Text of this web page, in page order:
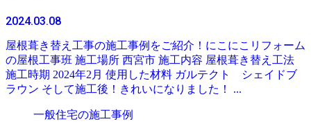
2024.03.08
屋根葺き替え工事の施工事例をご紹介！にこにこリフォーム
の屋根工事班 施工場所 西宮市 施工内容 屋根葺き替え工法
施工時期 2024年2月 使用した材料 ガルテクト シェイドブ
ラウン そして施工後！きれいになりました！ ...
一般住宅の施工事例